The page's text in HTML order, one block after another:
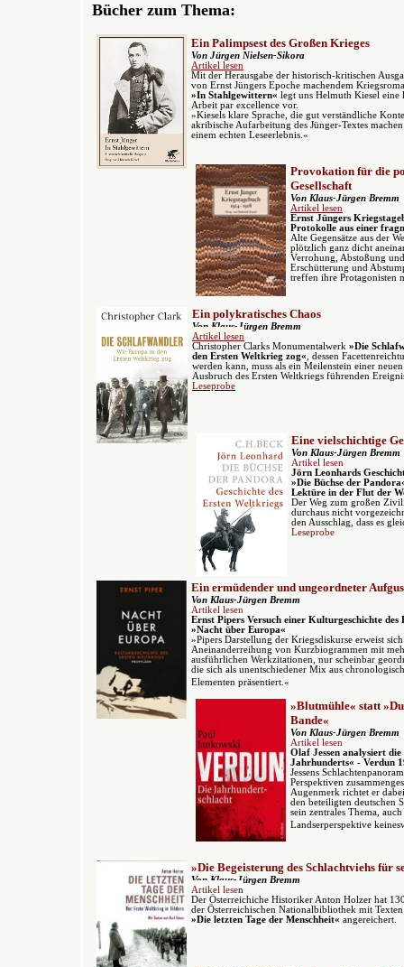
Bücher zum Thema:
Ein Palimpsest des Großen Krieges
Von Jürgen Nielsen-Sikora
Artikel lesen
Mit der Herausgabe der historisch-kritischen
von Ernst Jüngers Epoche machendem
»In Stahlgewittern« legt uns Helmuth Kiesel eine
Arbeit par excellence vor.
»Kiesels klare Sprache, die gut verständliche
akribische Aufarbeitung des Jünger-Textes
einem echten Leseerlebnis.«
Provokation für die
Gesellschaft
Von Klaus-Jürgen Bremm
Artikel lesen
Ernst Jüngers
Protokolle aus einer
Alte Gegensätze aus der
plötzlich ganz dicht
Verrohung, Abstoßung
Erschütterung und
treffen ihre Protagonisten
Ein polykratisches Chaos
Von Klaus-Jürgen Bremm
Artikel lesen
Christopher Clarks Monumentalwerk »Die
den Ersten Weltkrieg zog« , dessen
werden kann,
muss als ein Meilenstein einer
Ausbruch des Ersten Weltkriegs führenden
Leseprobe
Eine vielschichtige
Von Klaus-Jürgen Bremm
Artikel lesen
Jörn Leonhards
»Die Büchse der
Lektüre in der Flut der
Der Weg zum großen
durchaus nicht
den Ausschlag, dass es
Leseprobe
Ein ermüdender und ungeordneter
Von Klaus-Jürgen Bremm
Artikel lesen
Ernst Pipers Versuch einer Kulturgeschichte des
»Nacht über Europa«
»Pipers Darstellung der Kriegsdiskurse erweist
Aneinanderreihung von Kurzbiogrammen mit
ausführlichen Werkzitationen, nur scheinbar
die sich als unentschiedener Mix aus
Elementen präsentiert.«
»Blutmühle« statt »
Bande«
Von Klaus-Jürgen Bremm
Artikel lesen
Olaf Jessen analysiert die
Jahrhunderts« - Verdun
Jessens
Perspektiven
Augenmerk richtet er
den beteiligten deutschen
sein zentrales Thema,
Landserperspektive
»Die Begeisterung des Schlachtviehs für
Von Klaus-Jürgen Bremm
Artikel lesen
Der Österreichiche Historiker Anton Holzer hat
der Österreichischen Nationalbibliothek mit
»Die letzten Tage der Menschheit« angereichert.